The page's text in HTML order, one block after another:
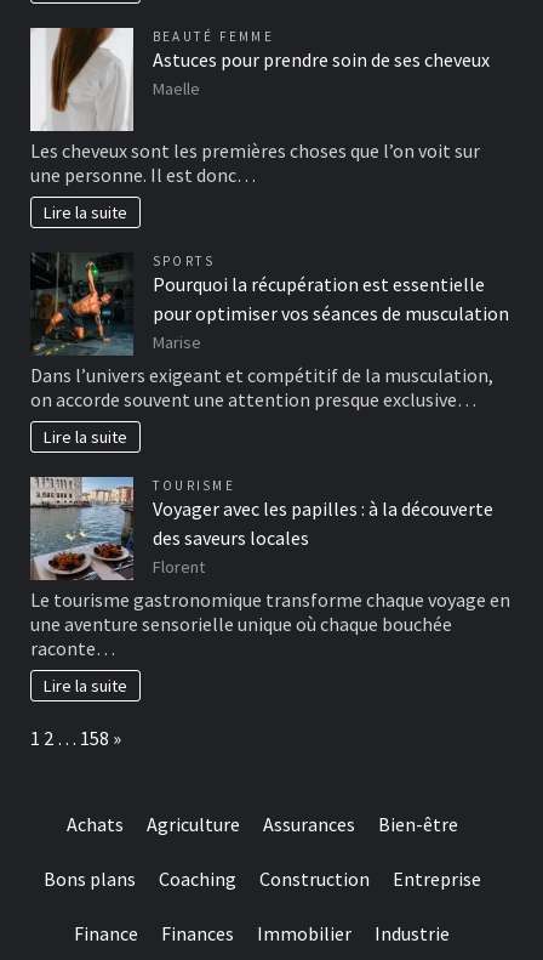
BEAUTÉ FEMME
Astuces pour prendre soin de ses cheveux
Maelle
Les cheveux sont les premières choses que l’on voit sur
une personne. Il est donc…
Lire la suite
SPORTS
Pourquoi la récupération est essentielle
pour optimiser vos séances de musculation
Marise
Dans l’univers exigeant et compétitif de la musculation,
on accorde souvent une attention presque exclusive…
Lire la suite
TOURISME
Voyager avec les papilles : à la découverte
des saveurs locales
Florent
Le tourisme gastronomique transforme chaque voyage en
une aventure sensorielle unique où chaque bouchée
raconte…
Lire la suite
Page:
1 2 … 158 Next
»
Achats Agriculture Assurances Bien-être
Bons plans Coaching Construction Entreprise
Finance Finances Immobilier Industrie